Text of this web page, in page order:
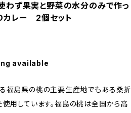
ず果実と野菜の水分のみで作っ
レー 2個セット
available
福島県の桃の主要生産地でもある桑折
使用しています。福島の桃は全国から高